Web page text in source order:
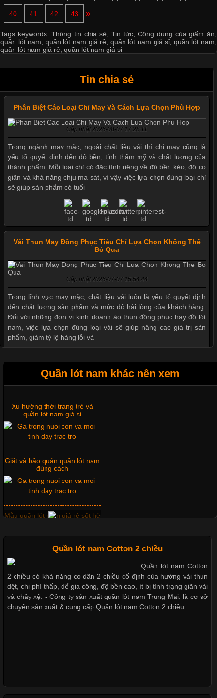
40 41 42 43 »
Tags keywords:Thông tin chia sẻ ,Tin tức,Công dụng của giấm ăn
quần lót nam
quần lót nam giá rẻ quần lót nam giá sỉ quần lót nam
quần lót nam giá rẻ quần lót nam giá sỉ
Tin chia sẻ
Phân Biệt Các Loại Chỉ May Và Cách Lựa Chọn Phù Hợp
Cập nhật 2026-08-07 17:28:11
Trong ngành may mặc, ngoài chất liệu vải thì chỉ may cũng là
yếu tố quyết định đến độ bền, tính thẩm mỹ và chất lượng của
thành phẩm. Mỗi loại chỉ có đặc tính riêng về độ bền kéo, độ co
giãn và khả năng chịu ma sát, vì vậy việc lựa chọn đúng loại chỉ
sẽ giúp sản phẩm có tuổi
Vải Thun May Đồng Phục Tiêu Chí Lựa Chọn Không Thể
Bỏ Qua
Cập nhật 2026-07-07 15:54:44
Trong lĩnh vực may mặc, chất liệu vải luôn là yếu tố quyết định
đến chất lượng sản phẩm và mức độ hài lòng của khách hàng.
Đối với những đơn vị kinh doanh áo thun đồng phục hay đồ lót
nam, việc lựa chọn đúng loại vải sẽ giúp nâng cao giá trị sản
phẩm, giảm tỷ lệ hàng lỗi và
Cập nhật 2026-06-01 16:20:50
nhờ tính tiện dụng, dễ phối đồ và phù hợp với nhiều đối tượng.
Bên cạnh chất liệu và kiểu dáng, phần cổ áo cũng là yếu tố
quan trọng tạo nên phong cách riêng cho từng sản phẩm. Mỗi
loại cổ áo sẽ mang đến một vẻ đẹp khác
Chuộng Hiện Nay
Cập nhật 2026-06-01 14:23:34
Trong môi trường kinh doanh hiện đại, việc xây dựng hình ảnh
chuyên nghiệp đóng vai trò quan trọng đối với sự phát triển của
Quần lót nam khác nên xem
Mẫu quần short quần lót nam
Thị hiều quần lót nam bơi lội
nam và nữ 2017
quần lót nam giá sỉ
Giặt và bảo quản quần lót nam
đúng cách
Mẫu quần lót nam giá rẻ sốt hè
2017
Những mẩu quần lót nam
TpHCM
Quần lót nam Cotton 2 chiều
Quần lót nam Cotton
2 chiều có khả năng co dãn 2 chiều cố định của hướng vải thun
dệt, chi phí thấp, dể gia công, độ bền cao, ít bị tình trạng giãn vải
và chảy xệ. - Công ty sản xuất quần lót nam Trung Mai: là cơ sở
chuyên sản xuất & cung cấp Quần lót nam Cotton 2 chiều.